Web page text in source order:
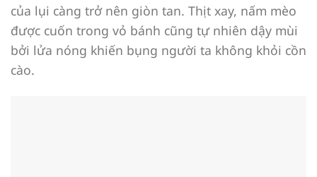
của lụi càng trở nên giòn tan. Thịt xay, nấm mèo
được cuốn trong vỏ bánh cũng tự nhiên dậy mùi
bởi lửa nóng khiến bụng người ta không khỏi cồn
cào.